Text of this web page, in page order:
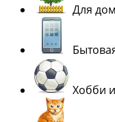
Для
Хобби